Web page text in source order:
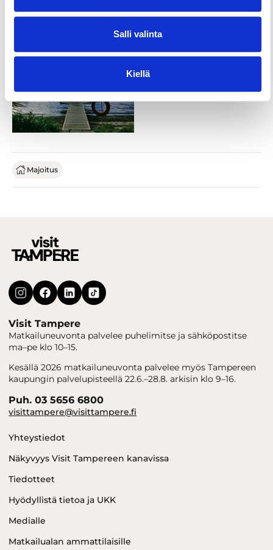
Salli valinta
Kiellä
Majoitus
Visit Tampere
Matkailuneuvonta palvelee puhelimitse ja sähköpostitse
ma–pe klo 10–15.
Kesällä 2026 matkailuneuvonta palvelee myös Tampereen
kaupungin palvelupisteellä 22.6.–28.8. arkisin klo 9–16.
Puh. 03 5656 6800
visittampere@visittampere.fi
Yhteystiedot
Näkyvyys Visit Tampereen kanavissa
Tiedotteet
Hyödyllistä tietoa ja UKK
Medialle
Matkailualan ammattilaisille